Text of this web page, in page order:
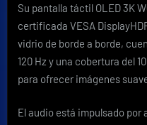
Su pantalla táctil OLED 3K
certificada VESA
vidrio de borde a borde,
120 Hz y una cobertura del
para ofrecer imágenes
El audio está impulsado por